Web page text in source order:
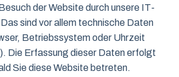
der Website durch unsere IT-
sind vor allem technische Daten
Betriebssystem oder Uhrzeit
Die Erfassung dieser Daten erfolgt
Sie diese Website betreten.